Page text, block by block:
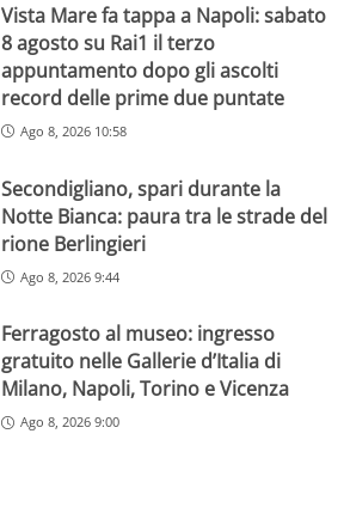
Vista Mare fa tappa a Napoli: sabato
8 agosto su Rai1 il terzo
appuntamento dopo gli ascolti
record delle prime due puntate
Ago 8, 2026 10:58
Secondigliano, spari durante la
Notte Bianca: paura tra le strade del
rione Berlingieri
Ago 8, 2026 9:44
Ferragosto al museo: ingresso
gratuito nelle Gallerie d’Italia di
Milano, Napoli, Torino e Vicenza
Ago 8, 2026 9:00